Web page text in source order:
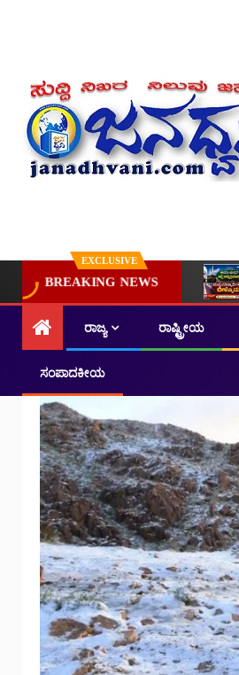
EXCLUSIVE
BREAKING NEWS
ರಾಜ್ಯ ರಾಷ್ಟ್ರೀಯ
ಸಂಪಾದಕೀಯ